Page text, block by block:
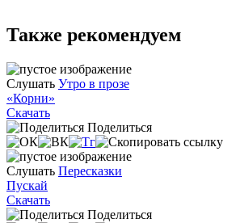
Также рекомендуем
Слушать Утро в прозе
«Корни»
Скачать
Поделиться
Слушать Пересказки
Пускай
Скачать
Поделиться